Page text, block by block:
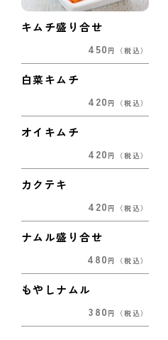
キムチ盛り合せ
450 円 （税込）
白菜キムチ
420 円 （税込）
オイキムチ
420 円 （税込）
カクテキ
420 円 （税込）
ナムル盛り合せ
480 円 （税込）
もやしナムル
380 円 （税込）